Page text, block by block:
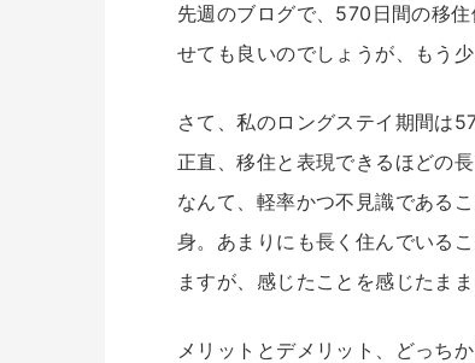
先週のブログで、570日間の移
せても良いのでしょうが、もう
さて、私のロングステイ期間は
正直、移住と表現できるほどの
なんて、軽率かつ不見識である
身。あまりにも長く住んでいる
ますが、感じたことを感じたま
メリットとデメリット、どっち